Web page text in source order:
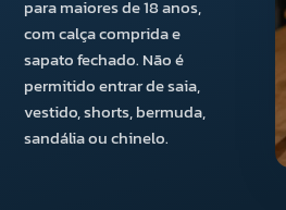
para maiores de 18 anos,
com calça comprida e
sapato fechado. Não é
permitido entrar de saia,
vestido, shorts, bermuda,
sandália ou chinelo.